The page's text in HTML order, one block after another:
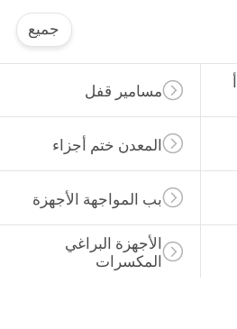
جميع
مسامير قفل
المعدن ختم أجزاء
بب المواجهة الأجهزة
الأجهزة البراغي
المكسرات